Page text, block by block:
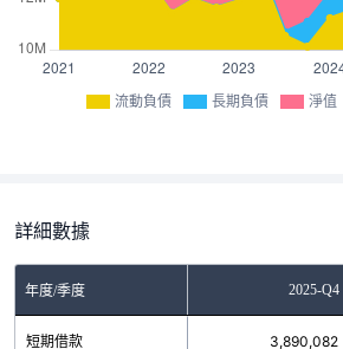
流動負債 長期負債 淨值
詳細數據
年度/季度 2025-Q4
短期借款 3,890,082